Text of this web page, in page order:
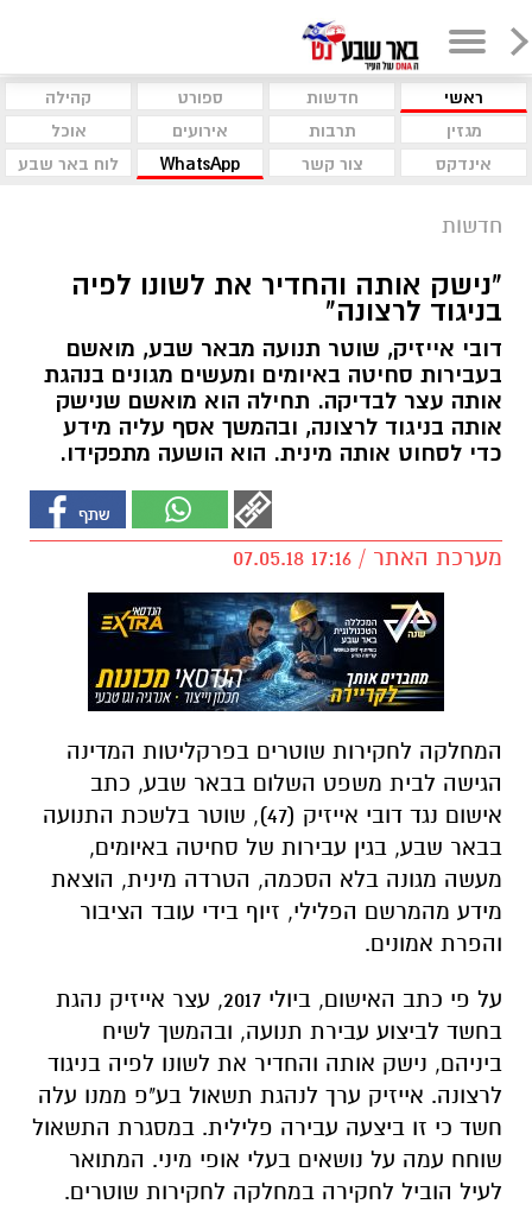
ראשי חדשות ספורט
קהילה
מגזין
תרבות אירועים
אוכל
אינדקס
צור קשר WhatsApp לוח באר שבע
חדשות
"נישק אותה והחדיר את לשונו לפיה
בניגוד לרצונה"
דובי אייזיק, שוטר תנועה מבאר שבע, מואשם
בעבירות סחיטה באיומים ומעשים מגונים בנהגת
אותה עצר לבדיקה. תחילה הוא מואשם שנישק
אותה בניגוד לרצונה, ובהמשך אסף עליה מידע
כדי לסחוט אותה מינית. הוא הושעה מתפקידו.
מערכת האתר / 17:16 07.05.18
המחלקה לחקירות שוטרים בפרקליטות המדינה
הגישה לבית משפט השלום בבאר שבע, כתב
אישום נגד דובי אייזיק (47), שוטר בלשכת התנועה
בבאר שבע, בגין עבירות של סחיטה באיומים,
מעשה מגונה בלא הסכמה, הטרדה מינית, הוצאת
מידע מהמרשם הפלילי, זיוף בידי עובד הציבור
והפרת אמונים.
על פי כתב האישום, ביולי 2017, עצר אייזיק נהגת
בחשד לביצוע עבירת תנועה, ובהמשך לשיח
ביניהם, נישק אותה והחדיר את לשונו לפיה בניגוד
לרצונה. אייזיק ערך לנהגת תשאול בע"פ ממנו עלה
חשד כי זו ביצעה עבירה פלילית. במסגרת התשאול
שוחח עמה על נושאים בעלי אופי מיני. המתואר
לעיל הוביל לחקירה במחלקה לחקירות שוטרים.